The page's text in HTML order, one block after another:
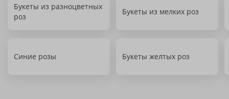
Букеты из разноцветных
роз
Букеты из мелких роз
Синие розы Букеты желтых роз